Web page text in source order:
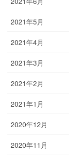
2021年5月
2021年4月
2021年3月
2021年2月
2021年1月
2020年12月
2020年11月